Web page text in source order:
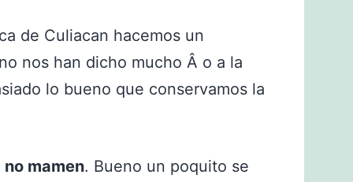
de Culiacan hacemos un
nos han dicho mucho Â o a la
lo bueno que conservamos la
no mamen. Bueno un poquito se